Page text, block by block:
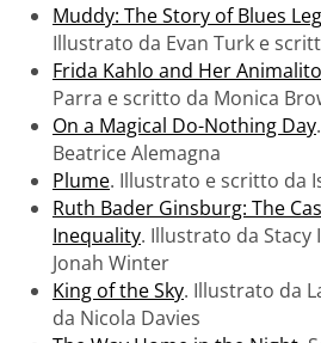
Muddy: The Story of Blues
Illustrato da Evan Turk e
Frida Kahlo and Her
Parra e scritto da Monica
On a Magical Do-Nothing Day
Beatrice Alemagna
Plume. Illustrato e scritto da
Ruth Bader Ginsburg: The
Inequality. Illustrato da
Jonah Winter
King of the Sky. Illustrato da
da Nicola Davies